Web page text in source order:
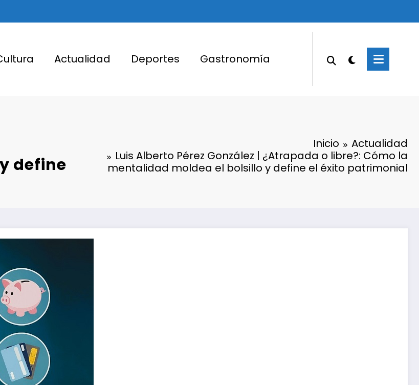
Actualidad Deportes Gastronomía
define
Inicio
Actualidad
Luis Alberto Pérez González | ¿Atrapada o libre?: Cómo la
mentalidad moldea el bolsillo y define el éxito patrimonial